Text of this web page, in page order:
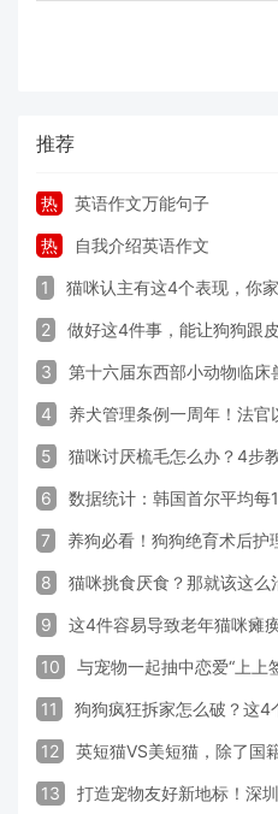
推荐
热 英语作文万能句子
热 自我介绍英语作文
1 猫咪认主有这4个表现，你
2 做好这4件事，能让狗狗跟
3 第十六届东西部小动物临
4 养犬管理条例一周年！法官
5 猫咪讨厌梳毛怎么办？4步
6 数据统计：韩国首尔平均每
7 养狗必看！狗狗绝育术后护
8 猫咪挑食厌食？那就该这么
9 这4件容易导致老年猫咪瘫
10 与宠物一起抽中恋爱“上上
11 狗狗疯狂拆家怎么破？这4
12 英短猫VS美短猫，除了国
13 打造宠物友好新地标！深